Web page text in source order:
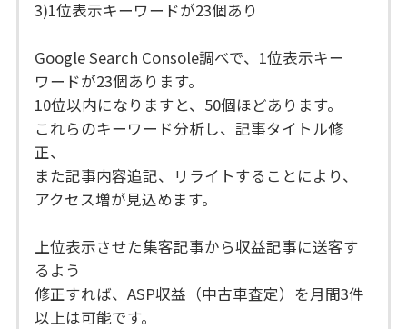
3)1位表示キーワードが23個あり
Google Search Console調べで、1位表示キー
ワードが23個あります。
10位以内になりますと、50個ほどあります。
これらのキーワード分析し、記事タイトル修
正、
また記事内容追記、リライトすることにより、
アクセス増が見込めます。
上位表示させた集客記事から収益記事に送客す
るよう
修正すれば、ASP収益（中古車査定）を月間3件
以上は可能です。